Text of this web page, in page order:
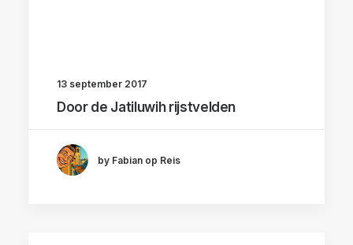
13 september 2017
Door de Jatiluwih rijstvelden
by Fabian op Reis